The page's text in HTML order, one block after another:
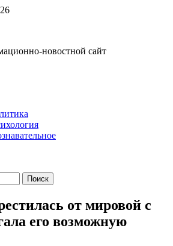
новостной сайт
от мировой с
его возможную